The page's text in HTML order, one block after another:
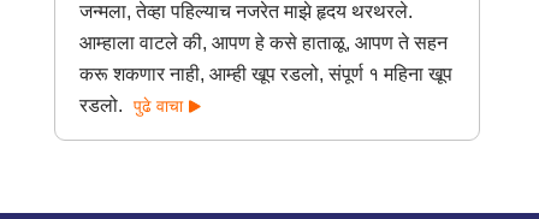
जन्मला, तेव्हा पहिल्याच नजरेत माझे हृदय थरथरले.
आम्हाला वाटले की, आपण हे कसे हाताळू, आपण ते सहन
करू शकणार नाही, आम्ही खूप रडलो, संपूर्ण १ महिना खूप
रडलो.
पुढे वाचा